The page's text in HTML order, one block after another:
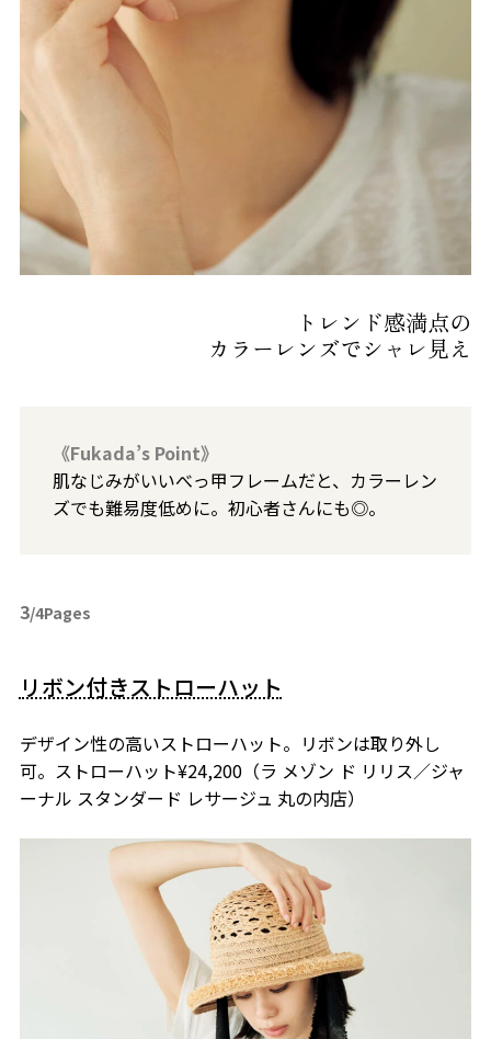
トレンド感満点の
カラーレンズでシャレ見え
《Fukada’s Point》
肌なじみがいいべっ甲フレームだと、カラーレン
ズでも難易度低めに。初心者さんにも◎。
3/4Pages
リボン付きストローハット
デザイン性の高いストローハット。リボンは取り外し
可。ストローハット¥24,200（ラ メゾン ド リリス／ジャ
ーナル スタンダード レサージュ 丸の内店）